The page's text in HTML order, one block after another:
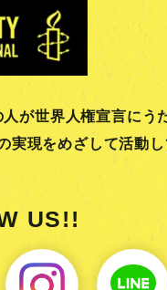
が世界人権宣言にう
実現をめざして活動し
US!!